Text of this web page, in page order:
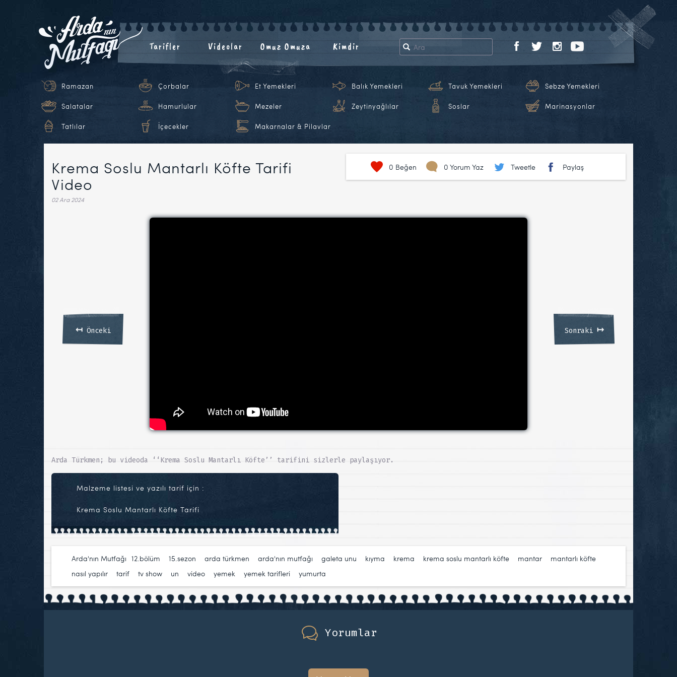
Tarifler Videolar Omuz Omuza Kimdir
Ramazan Çorbalar Et Yemekleri Balık Yemekleri Tavuk Yemekleri Sebze Yemekleri
Salatalar Hamurlular Mezeler Zeytinyağlılar Soslar Marinasyonlar
Tatlılar İçecekler Makarnalar & Pilavlar
Krema Soslu Mantarlı Köfte Tarifi
Video
02 Ara 2024
0 Beğen 0 Yorum Yaz Tweetle Paylaş
↤Önceki Sonraki ↦
Arda Türkmen; bu videoda ‘‘Krema Soslu Mantarlı Köfte’’ tarifini sizlerle paylaşıyor.
Malzeme listesi ve yazılı tarif için :
Krema Soslu Mantarlı Köfte Tarifi
Arda'nın Mutfağı 12.bölüm 15.sezon arda türkmen arda'nın mutfağı galeta unu kıyma krema krema soslu mantarlı köfte mantar mantarlı köfte
nasıl yapılır
tarif tv show un video yemek yemek tarifleri yumurta
Yorumlar